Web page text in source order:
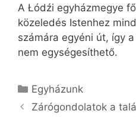
A Łódźi egyházmegye
közeledés Istenhez
számára egyéni út, így
nem egységesíthető.
Kategória
Egyházunk
Zárógondolatok a